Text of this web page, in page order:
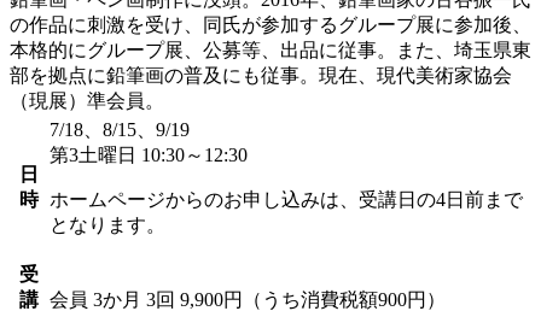
の作品に刺激を受け、同氏が参加するグループ展に参加後、
本格的にグループ展、公募等、出品に従事。また、埼玉県東
部を拠点に鉛筆画の普及にも従事。現在、現代美術家協会
（現展）準会員。
日
時
7/18、8/15、9/19
第3土曜日 10:30～12:30
ホームページからのお申し込みは、受講日の4日前まで
となります。
受
講 会員 3か月 3回 9,900円（うち消費税額900円）